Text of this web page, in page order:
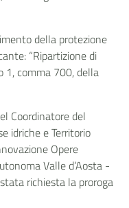
della protezione
“Ripartizione di
1, comma 700, della
Coordinatore del
idriche e Territorio
Opere
Valle d’Aosta -
richiesta la proroga